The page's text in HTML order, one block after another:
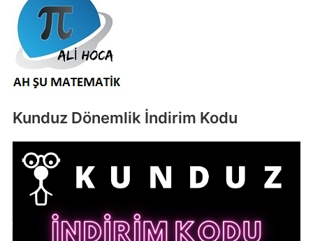
Kunduz Dönemlik İndirim Kodu